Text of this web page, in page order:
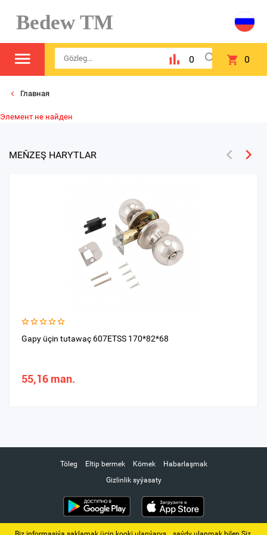
Bedew TM
0 0
Главная
Элемент не найден
MEŇZEŞ HARYTLAR
Gapy üçin tutawaç 607ETSS 170*82*68
55,16 man.
Töleg Eltip bermek Kömek
Habarlaşmak
Gizlinlik syýasaty